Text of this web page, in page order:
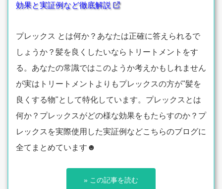
効果と実証例など徹底解説
プレックス とは何か？あなたは正確に答えられるで
しょうか？髪を良くしたいならトリートメントをす
る。あなたの常識ではこのようか考えかもしれません
が実はトリートメントよりもプレックスの方が"髪を
良くする物"として特化しています。プレックスとは
何か？プレックスがどの様な効果をもたらすのか？プ
レックスを実際使用した実証例などこちらのブログに
全てまとめています☻
» この記事を読む